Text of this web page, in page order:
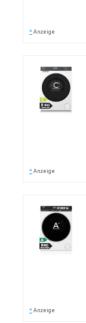
* Anzeige
* Anzeige
* Anzeige